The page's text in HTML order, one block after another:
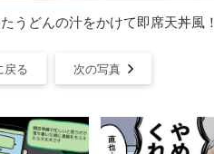
うどんの汁をかけて即席天丼風！
戻る 次の写真